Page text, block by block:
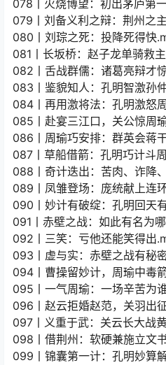
078丨火烧博望：初出茅庐第
079丨刘备义利之辩：荆州之
080丨刘琮之死：投降死得快
081丨长坂桥：赵子龙单骑救
082丨舌战群儒：诸葛亮辩才
083丨鉴貌知人：孔明智激孙
084丨再用激将法：孔明激怒
085丨赴宴三江口，关公惊周
086丨周瑜巧安排：群英会蒋
087丨草船借箭：孔明巧计斗
088丨奇计迭出：苦肉、诈降
089丨凤雏登场：庞统献上连
090丨妙计有破绽：孔明回天
091丨赤壁之战：如此有名为
092丨三笑：亏他还能笑得出
093丨虚与实：赤壁之战有秘
094丨曹操留妙计，周瑜中毒
095丨一气周瑜：一场辛苦为
096丨赵云拒婚赵范，关羽出
097丨义重于武：关云长大战
098丨借荆州：软硬兼施立文
099丨锦囊第一计：孔明妙算